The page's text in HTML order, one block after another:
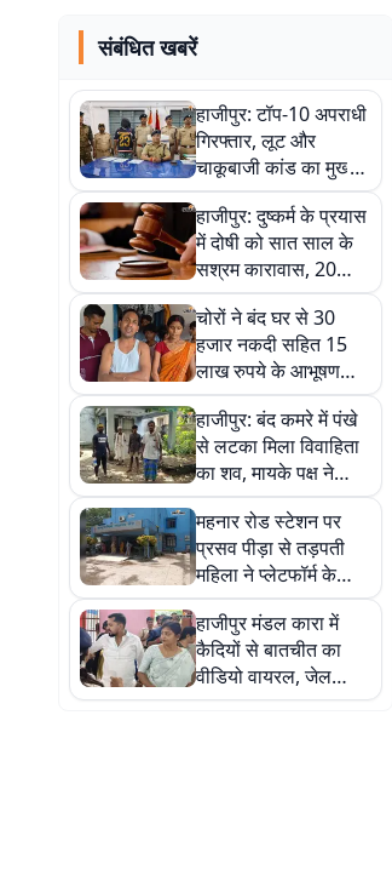
संबंधित खबरें
हाजीपुर: टॉप-10 अपराधी
गिरफ्तार, लूट और
चाकूबाजी कांड का मुख्य
आरोपी पुलिस के हत्थे
चढ़ा
हाजीपुर: दुष्कर्म के प्रयास
में दोषी को सात साल के
सश्रम कारावास, 20
हजार रुपये का जुर्माना भी
लगाया
चोरों ने बंद घर से 30
हजार नकदी सहित 15
लाख रुपये के आभूषण
उड़ाया, जांच में जुटी
पुलिस
हाजीपुर: बंद कमरे में पंखे
से लटका मिला विवाहिता
का शव, मायके पक्ष ने
लगाया हत्या का आरोप
महनार रोड स्टेशन पर
प्रसव पीड़ा से तड़पती
महिला ने प्लेटफॉर्म के
बाहर दिया बेटे को जन्म,
दोनों स्वस्थ
हाजीपुर मंडल कारा में
कैदियों से बातचीत का
वीडियो वायरल, जेल
मैनुअल के उल्लंघन पर उठे